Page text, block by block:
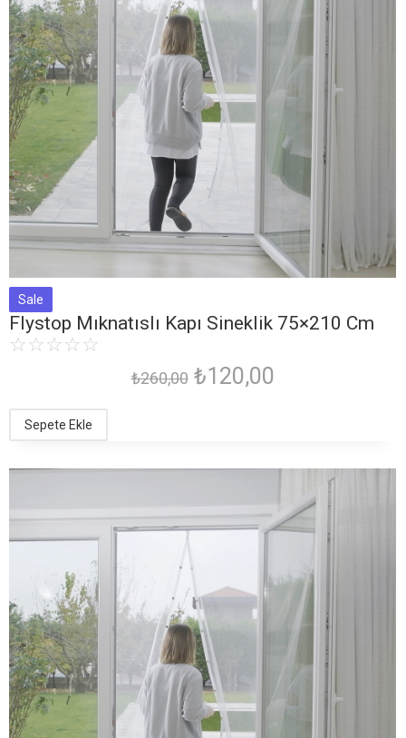
Sale
Flystop Mıknatıslı Kapı Sineklik 75×210 Cm
☆☆☆☆☆
₺260,00 ₺120,00
Sepete Ekle